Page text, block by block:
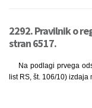
2292. Pravilnik o
stran 6517.
Na podlagi prvega
list RS, št. 106/10) izdaja